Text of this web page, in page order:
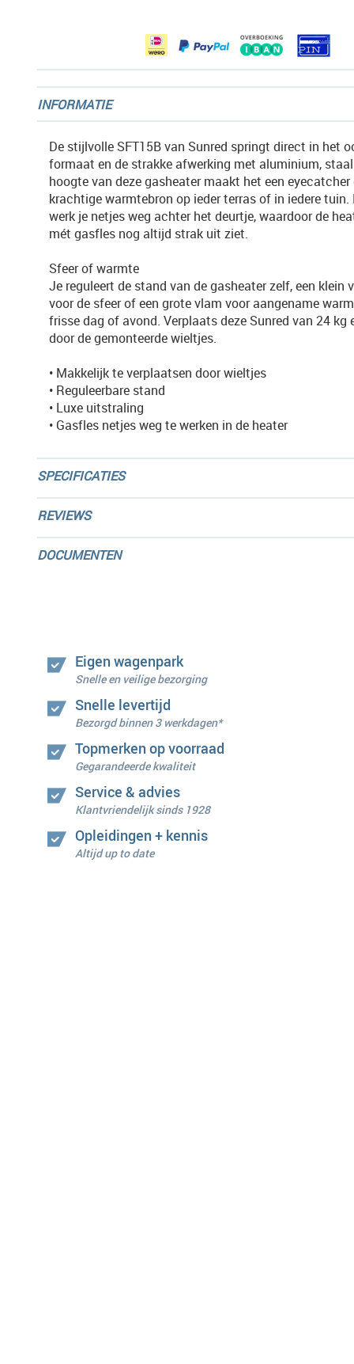
INFORMATIE
De stijlvolle SFT15B van Sunred springt direct in het
formaat en de strakke afwerking met aluminium,
hoogte van deze gasheater maakt het een eyecatcher
krachtige warmtebron op ieder terras of in iedere tuin.
werk je netjes weg achter het deurtje, waardoor de
mét gasfles nog altijd strak uit ziet.
Sfeer of warmte
Je reguleert de stand van de gasheater zelf, een klein
voor de sfeer of een grote vlam voor aangename
frisse dag of avond. Verplaats deze Sunred van 24 kg
door de gemonteerde wieltjes.
• Makkelijk te verplaatsen door wieltjes
• Reguleerbare stand
• Luxe uitstraling
• Gasfles netjes weg te werken in de heater
SPECIFICATIES
REVIEWS
DOCUMENTEN
Eigen wagenpark
Snelle en veilige bezorging
Snelle levertijd
Bezorgd binnen 3 werkdagen*
Topmerken op voorraad
Gegarandeerde kwaliteit
Service & advies
Klantvriendelijk sinds 1928
Opleidingen + kennis
Altijd up to date